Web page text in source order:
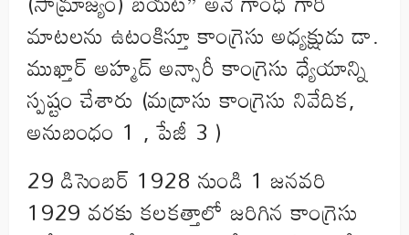
మాటలను ఉటంకిస్తూ కాంగ్రెసు అధ్యక్షుడు డా.
ముఖ్తార్ అహ్మద్ అన్సారీ కాంగ్రెసు ధ్యేయాన్ని
స్పష్టం చేశారు (మద్రాసు కాంగ్రెసు నివేదిక,
అనుబంధం 1 , పేజీ 3 )
29 డిసెంబర్ 1928 నుండి 1 జనవరి
1929 వరకు కలకత్తాలో జరిగిన కాంగ్రెసు